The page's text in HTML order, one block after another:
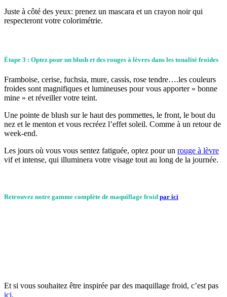
Juste à côté des yeux: prenez un mascara et un crayon noir qui
respecteront votre colorimétrie.
Étape 3 : Optez pour un blush et des rouges à lèvres dans les tonalité froides
Framboise, cerise, fuchsia, mure, cassis, rose tendre….les couleurs
froides sont magnifiques et lumineuses pour vous apporter « bonne
mine » et réveiller votre teint.
Une pointe de blush sur le haut des pommettes, le front, le bout du
nez et le menton et vous recréez l’effet soleil. Comme à un retour de
week-end.
Les jours où vous vous sentez fatiguée, optez pour un rouge à lèvre
vif et intense, qui illuminera votre visage tout au long de la journée.
Retrouvez notre gamme complète de maquillage froid par ici
Et si vous souhaitez être inspirée par des maquillage froid, c’est pas
ici.